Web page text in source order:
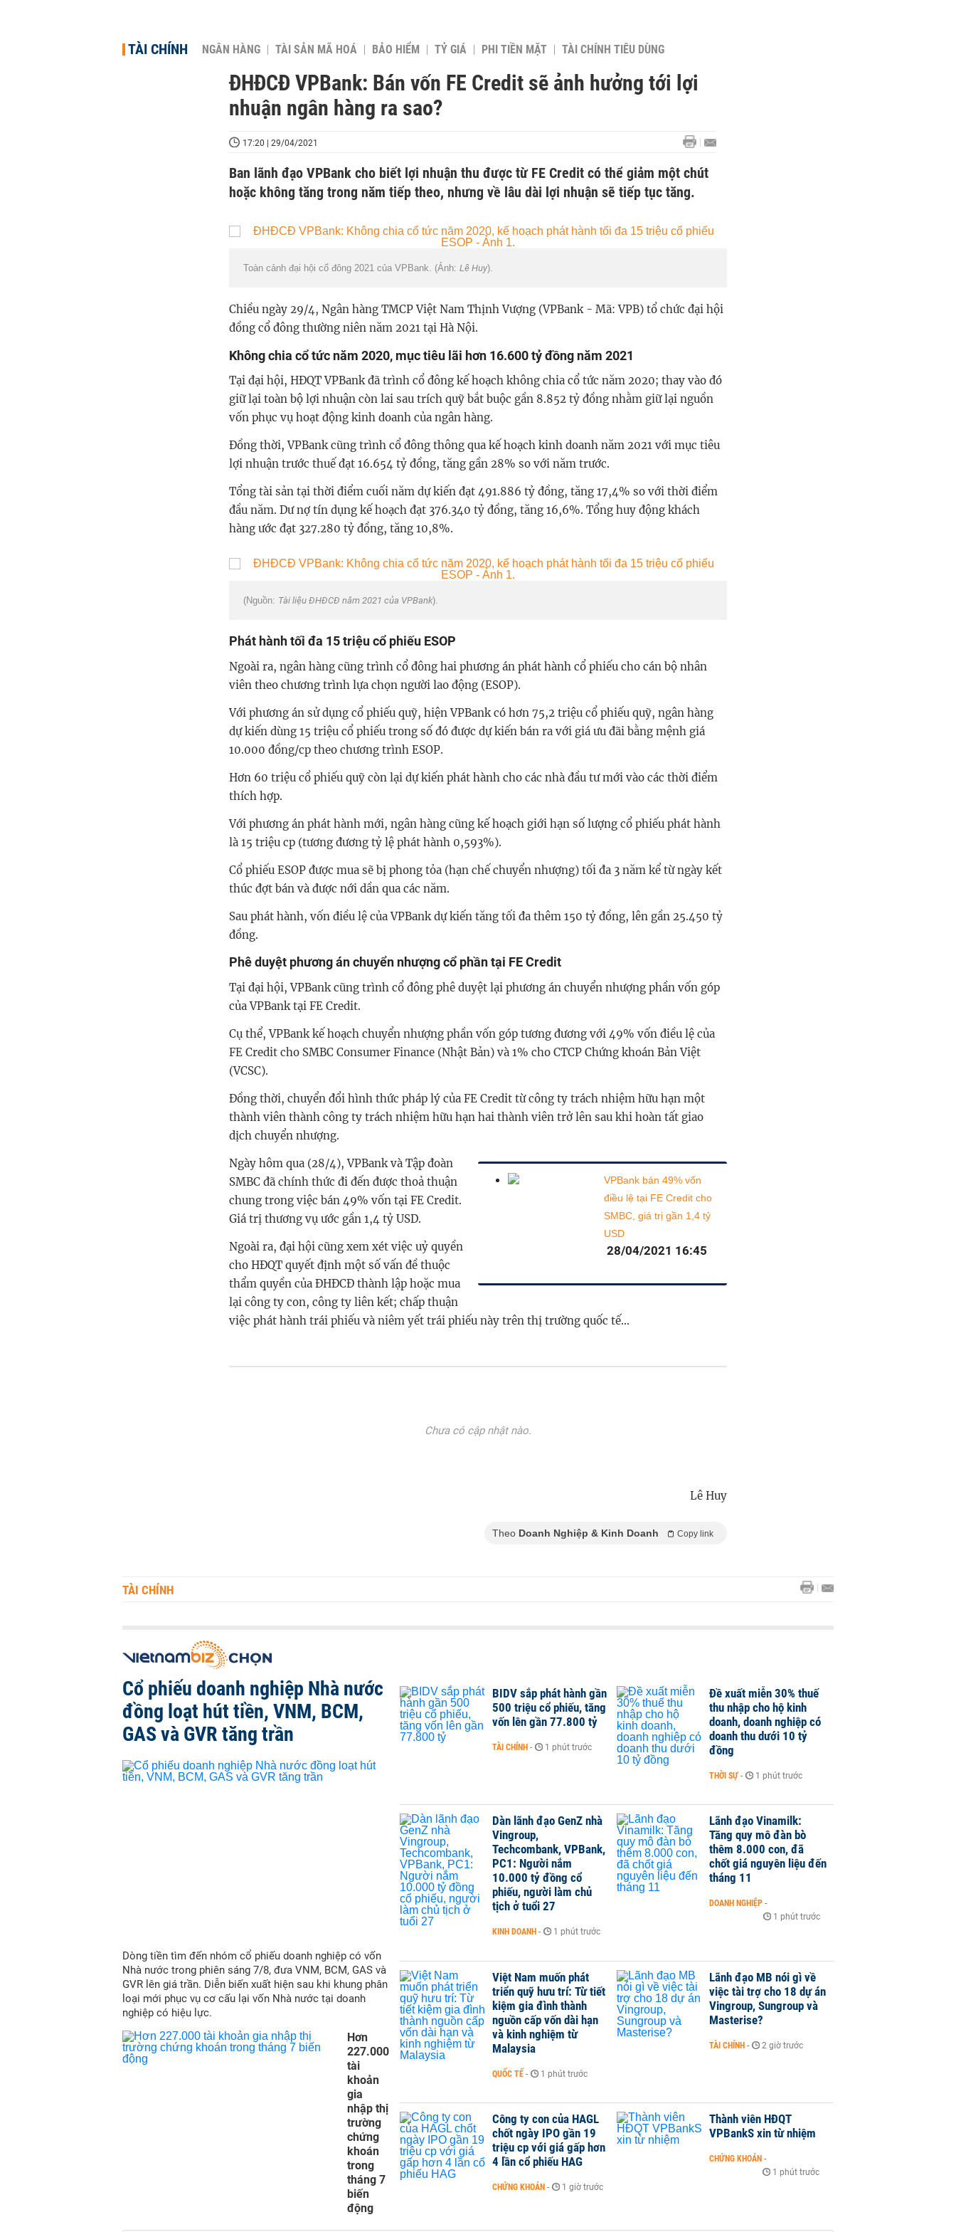
TÀI CHÍNH NGÂN HÀNG TÀI SẢN MÃ HOÁ BẢO HIỂM TỶ GIÁ PHI TIỀN MẶT TÀI CHÍNH TIÊU DÙNG
ĐHĐCĐ VPBank: Bán vốn FE Credit sẽ ảnh hưởng tới lợi
nhuận ngân hàng ra sao?
17:20 | 29/04/2021
Ban lãnh đạo VPBank cho biết lợi nhuận thu được từ FE Credit có thể giảm một chút
hoặc không tăng trong năm tiếp theo, nhưng về lâu dài lợi nhuận sẽ tiếp tục tăng.
Toàn cảnh đại hội cổ đông 2021 của VPBank. (Ảnh: Lê Huy).
Chiều ngày 29/4, Ngân hàng TMCP Việt Nam Thịnh Vượng (VPBank - Mã: VPB) tổ chức đại hội
đồng cổ đông thường niên năm 2021 tại Hà Nội.
Không chia cổ tức năm 2020, mục tiêu lãi hơn 16.600 tỷ đồng năm 2021
Tại đại hội, HĐQT VPBank đã trình cổ đông kế hoạch không chia cổ tức năm 2020; thay vào đó
giữ lại toàn bộ lợi nhuận còn lai sau trích quỹ bắt buộc gần 8.852 tỷ đồng nhằm giữ lại nguồn
vốn phục vụ hoạt động kinh doanh của ngân hàng.
Đồng thời, VPBank cũng trình cổ đông thông qua kế hoạch kinh doanh năm 2021 với mục tiêu
lợi nhuận trước thuế đạt 16.654 tỷ đồng, tăng gần 28% so với năm trước.
Tổng tài sản tại thời điểm cuối năm dự kiến đạt 491.886 tỷ đồng, tăng 17,4% so với thời điểm
đầu năm. Dư nợ tín dụng kế hoạch đạt 376.340 tỷ đồng, tăng 16,6%. Tổng huy động khách
hàng ước đạt 327.280 tỷ đồng, tăng 10,8%.
(Nguồn: Tài liệu ĐHĐCĐ năm 2021 của VPBank).
Phát hành tối đa 15 triệu cổ phiếu ESOP
Ngoài ra, ngân hàng cũng trình cổ đông hai phương án phát hành cổ phiếu cho cán bộ nhân
viên theo chương trình lựa chọn người lao động (ESOP).
Với phương án sử dụng cổ phiếu quỹ, hiện VPBank có hơn 75,2 triệu cổ phiếu quỹ, ngân hàng
dự kiến dùng 15 triệu cổ phiếu trong số đó được dự kiến bán ra với giá ưu đãi bằng mệnh giá
10.000 đồng/cp theo chương trình ESOP.
Hơn 60 triệu cổ phiếu quỹ còn lại dự kiến phát hành cho các nhà đầu tư mới vào các thời điểm
thích hợp.
Với phương án phát hành mới, ngân hàng cũng kế hoạch giới hạn số lượng cổ phiếu phát hành
là 15 triệu cp (tương đương tỷ lệ phát hành 0,593%).
Cổ phiếu ESOP được mua sẽ bị phong tỏa (hạn chế chuyển nhượng) tối đa 3 năm kể từ ngày kết
thúc đợt bán và được nới dần qua các năm.
Sau phát hành, vốn điều lệ của VPBank dự kiến tăng tối đa thêm 150 tỷ đồng, lên gần 25.450 tỷ
đồng.
Phê duyệt phương án chuyển nhượng cổ phần tại FE Credit
Tại đại hội, VPBank cũng trình cổ đông phê duyệt lại phương án chuyển nhượng phần vốn góp
của VPBank tại FE Credit.
Cụ thể, VPBank kế hoạch chuyển nhượng phần vốn góp tương đương với 49% vốn điều lệ của
FE Credit cho SMBC Consumer Finance (Nhật Bản) và 1% cho CTCP Chứng khoán Bản Việt
(VCSC).
Đồng thời, chuyển đổi hình thức pháp lý của FE Credit từ công ty trách nhiệm hữu hạn một
thành viên thành công ty trách nhiệm hữu hạn hai thành viên trở lên sau khi hoàn tất giao
dịch chuyển nhượng.
VPBank bán 49% vốn
điều lệ tại FE Credit cho
SMBC, giá trị gần 1,4 tỷ
USD
28/04/2021 16:45
Ngày hôm qua (28/4), VPBank và Tập đoàn
SMBC đã chính thức đi đến được thoả thuận
chung trong việc bán 49% vốn tại FE Credit.
Giá trị thương vụ ước gần 1,4 tỷ USD.
Ngoài ra, đại hội cũng xem xét việc uỷ quyền
cho HĐQT quyết định một số vấn đề thuộc
thẩm quyền của ĐHĐCĐ thành lập hoặc mua
lại công ty con, công ty liên kết; chấp thuận
việc phát hành trái phiếu và niêm yết trái phiếu này trên thị trường quốc tế...
Chưa có cập nhật nào.
Lê Huy
Theo Doanh Nghiệp & Kinh Doanh Copy link
TÀI CHÍNH
Cổ phiếu doanh nghiệp Nhà nước
đồng loạt hút tiền, VNM, BCM,
GAS và GVR tăng trần
Dòng tiền tìm đến nhóm cổ phiếu doanh nghiệp có vốn
Nhà nước trong phiên sáng 7/8, đưa VNM, BCM, GAS và
GVR lên giá trần. Diễn biến xuất hiện sau khi khung phân
loại mới phục vụ cơ cấu lại vốn Nhà nước tại doanh
nghiệp có hiệu lực.
Hơn
227.000
tài
khoản
gia
nhập thị
trường
chứng
khoán
trong
tháng 7
biến
động
BIDV sắp phát hành gần
500 triệu cổ phiếu, tăng
vốn lên gần 77.800 tỷ
TÀI CHÍNH - 1 phút trước
Đề xuất miễn 30% thuế
thu nhập cho hộ kinh
doanh, doanh nghiệp có
doanh thu dưới 10 tỷ
đồng
THỜI SỰ - 1 phút trước
Dàn lãnh đạo GenZ nhà
Vingroup,
Techcombank, VPBank,
PC1: Người nắm
10.000 tỷ đồng cổ
phiếu, người làm chủ
tịch ở tuổi 27
KINH DOANH - 1 phút trước
Lãnh đạo Vinamilk:
Tăng quy mô đàn bò
thêm 8.000 con, đã
chốt giá nguyên liệu đến
tháng 11
DOANH NGHIỆP -
1 phút trước
Việt Nam muốn phát
triển quỹ hưu trí: Từ tiết
kiệm gia đình thành
nguồn cấp vốn dài hạn
và kinh nghiệm từ
Malaysia
QUỐC TẾ - 1 phút trước
Lãnh đạo MB nói gì về
việc tài trợ cho 18 dự án
Vingroup, Sungroup và
Masterise?
TÀI CHÍNH - 2 giờ trước
Công ty con của HAGL
chốt ngày IPO gần 19
triệu cp với giá gấp hơn
4 lần cổ phiếu HAG
CHỨNG KHOÁN - 1 giờ trước
Thành viên HĐQT
VPBankS xin từ nhiệm
CHỨNG KHOÁN -
1 phút trước